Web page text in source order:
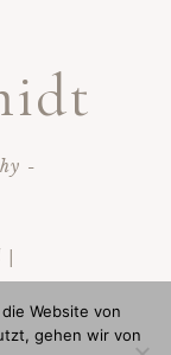
-
|
Website von
gehen wir von